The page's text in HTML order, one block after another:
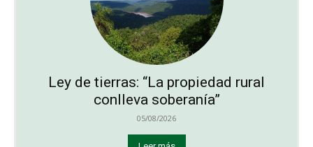
Ley de tierras: “La propiedad rural
conlleva soberanía”
05/08/2026